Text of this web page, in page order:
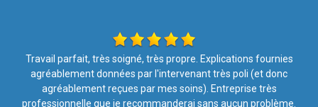
Travail soigné Très satisfaite de l’entretien de la toiture Équipe
sérieuse
De Brindille57